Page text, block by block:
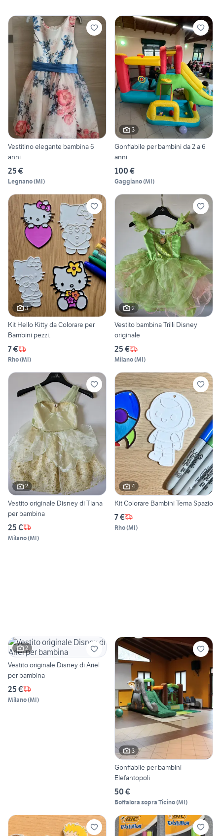
Vestitino elegante bambina 6
anni
25 €
Legnano(MI)
3
Gonfiabile per bambini da 2 a 6
anni
100 €
Gaggiano(MI)
3
Kit Hello Kitty da Colorare per
Bambini pezzi.
7 €
Rho(MI)
2
Vestito bambina Trilli Disney
originale
25 €
Milano(MI)
2
Vestito originale Disney di Tiana
per bambina
25 €
Milano(MI)
4
Kit Colorare Bambini Tema Spazio
7 €
Rho(MI)
2
Vestito originale Disney di Ariel
per bambina
25 €
Milano(MI)
3
Gonfiabile per bambini
Elefantopoli
50 €
Boffalora sopra Ticino(MI)